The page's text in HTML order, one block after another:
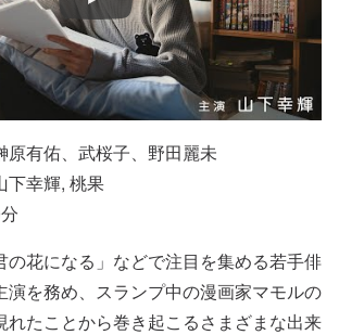
原有佑、武桜子、野田麗未
下幸輝, 桃果
分
の花になる」などで注目を集める若手俳
演を務め、スランプ中の漫画家マモルの
れたことから巻き起こるさまざまな出来